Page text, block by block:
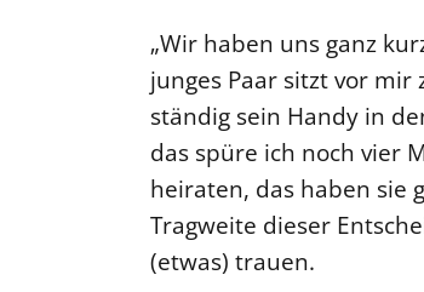
„Wir haben uns ganz
junges Paar sitzt vor mir
ständig sein Handy in
das spüre ich noch vier
heiraten, das haben sie
Tragweite dieser
(etwas) trauen.